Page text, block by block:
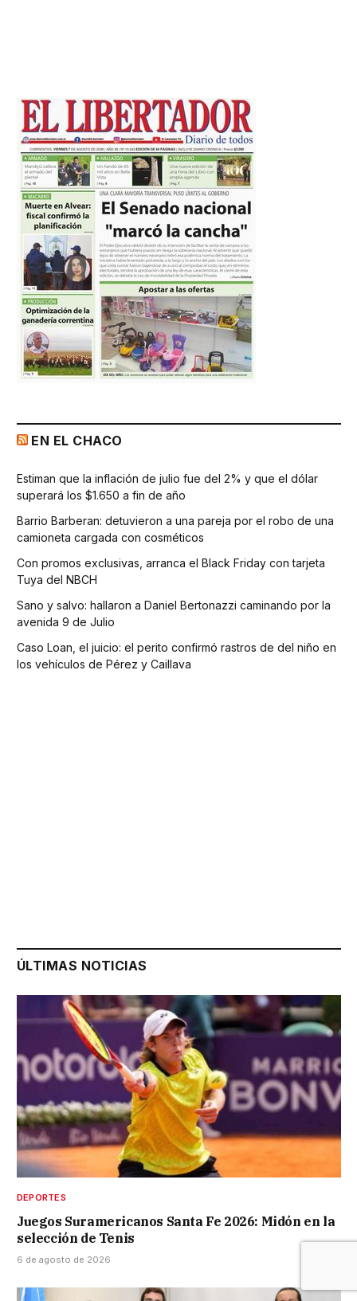
EN EL CHACO
Estiman que la inflación de julio fue del 2% y que el dólar
superará los $1.650 a fin de año
Barrio Barberan: detuvieron a una pareja por el robo de una
camioneta cargada con cosméticos
Con promos exclusivas, arranca el Black Friday con tarjeta
Tuya del NBCH
Sano y salvo: hallaron a Daniel Bertonazzi caminando por la
avenida 9 de Julio
Caso Loan, el juicio: el perito confirmó rastros de del niño en
los vehículos de Pérez y Caillava
ÚLTIMAS NOTICIAS
DEPORTES
Juegos Suramericanos Santa Fe 2026: Midón en la
selección de Tenis
6 de agosto de 2026